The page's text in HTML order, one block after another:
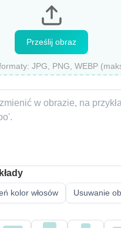
Prześlij obraz
JPG, PNG, WEBP
kolor włosów Usuwanie